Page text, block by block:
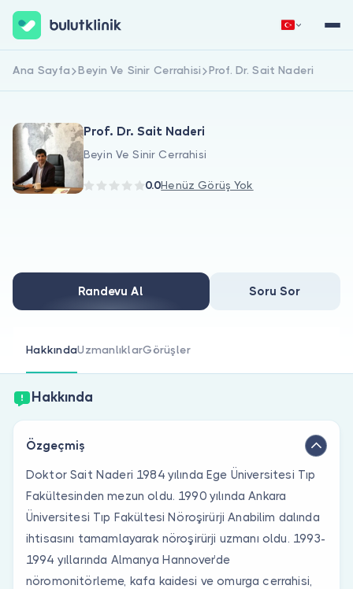
Doktorlar için
Doktor musunuz?
Hemen Kaydol Giriş Yap
Ana Sayfa Beyin Ve Sinir Cerrahisi Prof. Dr. Sait Naderi
Prof. Dr. Sait Naderi
Beyin Ve Sinir Cerrahisi
0.0Henüz Görüş Yok
Randevu Al Soru Sor
HakkındaUzmanlıklarGörüşler
Hakkında
Özgeçmiş
Doktor Sait Naderi 1984 yılında Ege Üniversitesi Tıp
Fakültesinden mezun oldu. 1990 yılında Ankara
Üniversitesi Tıp Fakültesi Nöroşirürji Anabilim dalında
ihtisasını tamamlayarak nöroşirürji uzmanı oldu. 1993-
1994 yıllarında Almanya Hannover’de
nöromonitörleme, kafa kaidesi ve omurga cerrahisi,